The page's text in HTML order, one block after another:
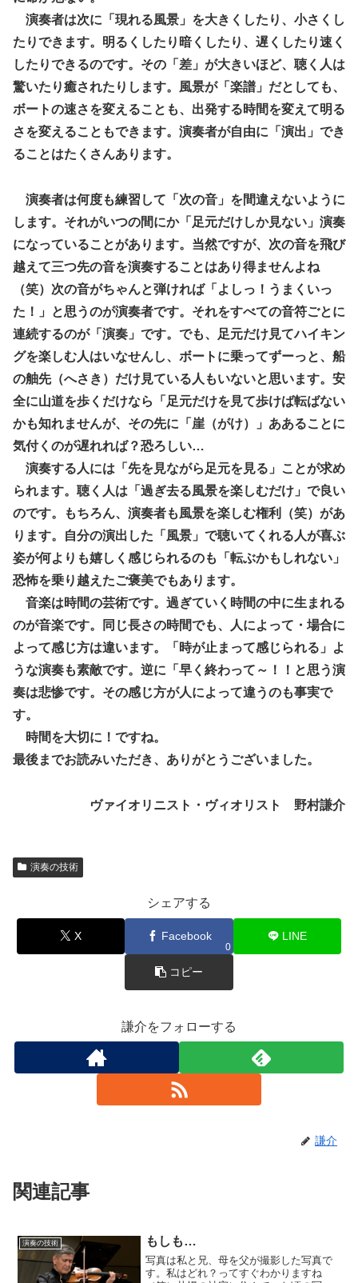
演奏者は次に「現れる風景」を大きくしたり、小さくし
たりできます。明るくしたり暗くしたり、遅くしたり速く
したりできるのです。その「差」が大きいほど、聴く人は
驚いたり癒されたりします。風景が「楽譜」だとしても、
ボートの速さを変えることも、出発する時間を変えて明る
さを変えることもできます。演奏者が自由に「演出」でき
ることはたくさんあります。
演奏者は何度も練習して「次の音」を間違えないように
します。それがいつの間にか「足元だけしか見ない」演奏
になっていることがあります。当然ですが、次の音を飛び
越えて三つ先の音を演奏することはあり得ませんよね
（笑）次の音がちゃんと弾ければ「よしっ！うまくいっ
た！」と思うのが演奏者です。それをすべての音符ごとに
連続するのが「演奏」です。でも、足元だけ見てハイキン
グを楽しむ人はいなせんし、ボートに乗ってずーっと、船
の舳先（へさき）だけ見ている人もいないと思います。安
全に山道を歩くだけなら「足元だけを見て歩けば転ばない
かも知れませんが、その先に「崖（がけ）」ああることに
気付くのが遅れれば？恐ろしい…
演奏する人には「先を見ながら足元を見る」ことが求め
られます。聴く人は「過ぎ去る風景を楽しむだけ」で良い
のです。もちろん、演奏者も風景を楽しむ権利（笑）があ
ります。自分の演出した「風景」で聴いてくれる人が喜ぶ
姿が何よりも嬉しく感じられるのも「転ぶかもしれない」
恐怖を乗り越えたご褒美でもあります。
音楽は時間の芸術です。過ぎていく時間の中に生まれる
のが音楽です。同じ長さの時間でも、人によって・場合に
よって感じ方は違います。「時が止まって感じられる」よ
うな演奏も素敵です。逆に「早く終わって～！！と思う演
奏は悲惨です。その感じ方が人によって違うのも事実で
す。
時間を大切に！ですね。
最後までお読みいただき、ありがとうございました。
ヴァイオリニスト・ヴィオリスト 野村謙介
演奏の技術
シェアする
X Facebook
0
LINE
コピー
謙介をフォローする
謙介
関連記事
演奏の技術 もしも…
写真は私と兄、母を父が撮影した写真で
す。私はどれ？ってすぐわかりますね